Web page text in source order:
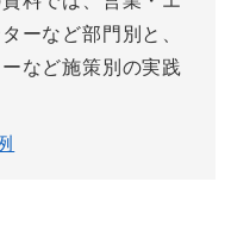
ーなど部門別と、
など施策別の実践